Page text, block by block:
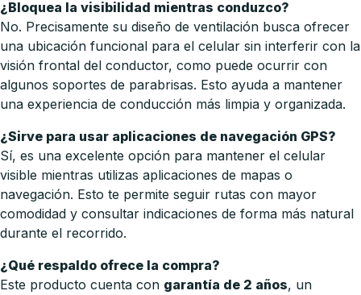
¿Bloquea la visibilidad mientras conduzco?
No. Precisamente su diseño de ventilación busca ofrecer
una ubicación funcional para el celular sin interferir con la
visión frontal del conductor, como puede ocurrir con
algunos soportes de parabrisas. Esto ayuda a mantener
una experiencia de conducción más limpia y organizada.
¿Sirve para usar aplicaciones de navegación GPS?
Sí, es una excelente opción para mantener el celular
visible mientras utilizas aplicaciones de mapas o
navegación. Esto te permite seguir rutas con mayor
comodidad y consultar indicaciones de forma más natural
durante el recorrido.
¿Qué respaldo ofrece la compra?
Este producto cuenta con garantía de 2 años, un